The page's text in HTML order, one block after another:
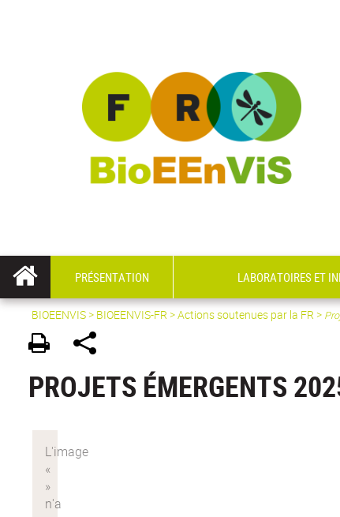
PRÉSENTATION LABORATOIRES ET
BIOEENVIS> BIOEENVIS-FR > Actions soutenues par la FR >
PROJETS ÉMERGENTS